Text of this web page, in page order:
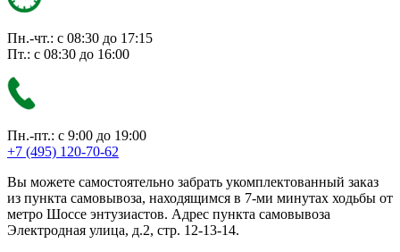
Пн.-чт.: с 08:30 до 17:15
Пт.: с 08:30 до 16:00
Пн.-пт.: с 9:00 до 19:00
+7 (495) 120-70-62
Вы можете самостоятельно забрать укомплектованный заказ
из пункта самовывоза, находящимся в 7-ми минутах ходьбы от
метро Шоссе энтузиастов. Адрес пункта самовывоза
Электродная улица, д.2, стр. 12-13-14.